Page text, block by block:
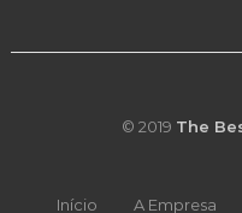
© 2019 The
Início A Empresa